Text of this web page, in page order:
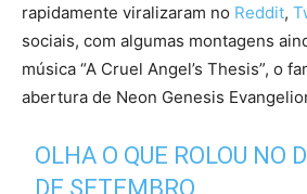
rapidamente viralizaram no Reddit,
sociais, com algumas montagens
música “A Cruel Angel’s Thesis”, o
abertura de Neon Genesis
OLHA O QUE ROLOU NO
DE SETEMBRO